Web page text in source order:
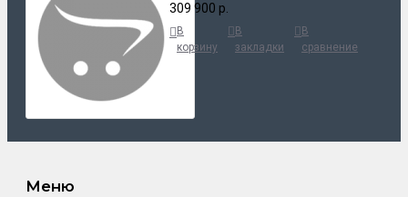
309 900 р.
В
корзину
В
закладки
В
сравнение
Меню